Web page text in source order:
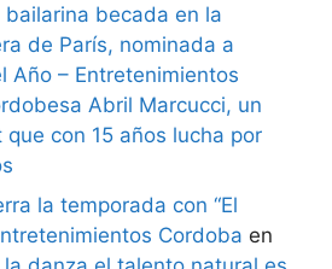
becada en la
de París, nominada a
Año – Entretenimientos
Abril Marcucci, un
con 15 años lucha por
la temporada con “El
Cordoba en